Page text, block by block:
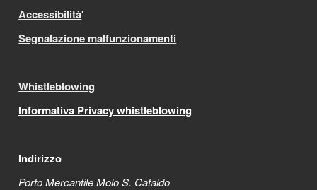
Accessibilità'
Segnalazione malfunzionamenti
Whistleblowing
Informativa Privacy whistleblowing
Indirizzo
Porto Mercantile Molo S. Cataldo